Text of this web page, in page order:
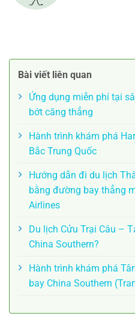
Bài viết liên quan
Ứng dụng miễn phí tại
bớt căng thẳng
Hành trình khám phá
Bắc Trung Quốc
Hướng dẫn đi du lịch
bằng đường bay thẳng
Airlines
Du lịch Cửu Trại Câu –
China Southern?
Hành trình khám phá
bay China Southern